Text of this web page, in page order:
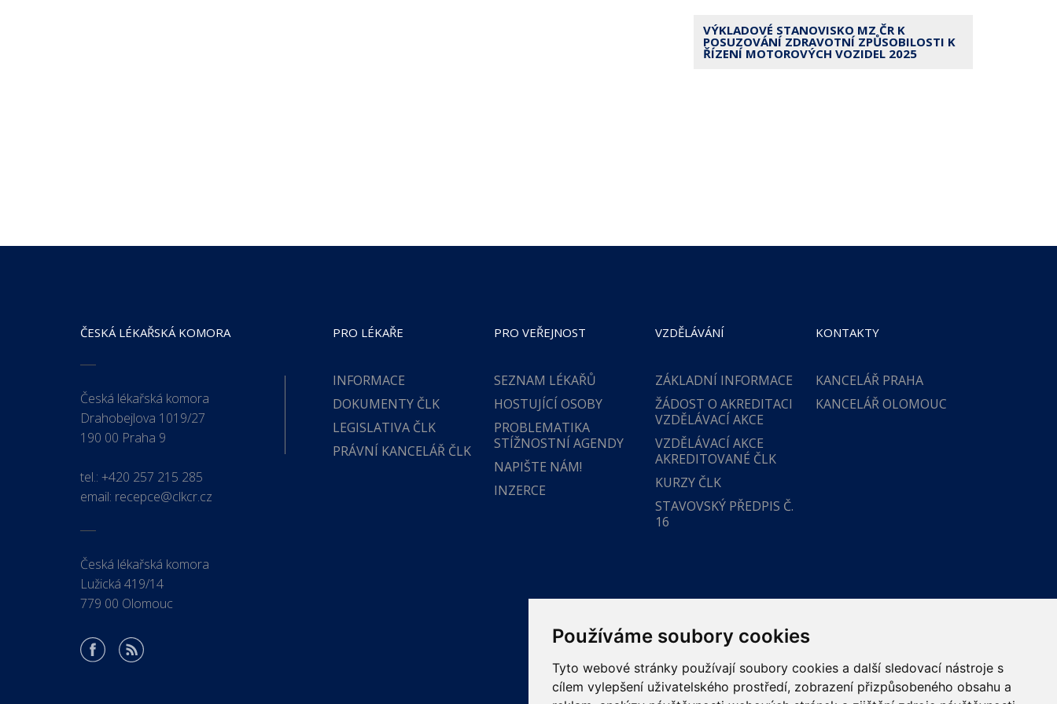
Používáme soubory cookies
Tyto webové stránky používají soubory cookies a další sledovací nástroje s
cílem vylepšení uživatelského prostředí, zobrazení přizpůsobeného obsahu a
VÝKLADOVÉ STANOVISKO MZ ČR K
POSUZOVÁNÍ ZDRAVOTNÍ ZPŮSOBILOSTI K
ŘÍZENÍ MOTOROVÝCH VOZIDEL 2025
ČESKÁ LÉKAŘSKÁ KOMORA
Česká lékařská komora
Drahobejlova 1019/27
190 00 Praha 9
tel.: +420 257 215 285
email: recepce@clkcr.cz
Česká lékařská komora
Lužická 419/14
779 00 Olomouc
PRO LÉKAŘE
INFORMACE
DOKUMENTY ČLK
LEGISLATIVA ČLK
PRÁVNÍ KANCELÁŘ ČLK
PRO VEŘEJNOST
SEZNAM LÉKAŘŮ
HOSTUJÍCÍ OSOBY
PROBLEMATIKA
STÍŽNOSTNÍ AGENDY
NAPIŠTE NÁM!
INZERCE
VZDĚLÁVÁNÍ
ZÁKLADNÍ INFORMACE
ŽÁDOST O AKREDITACI
VZDĚLÁVACÍ AKCE
VZDĚLÁVACÍ AKCE
AKREDITOVANÉ ČLK
KURZY ČLK
STAVOVSKÝ PŘEDPIS Č.
16
KONTAKTY
KANCELÁŘ PRAHA
KANCELÁŘ OLOMOUC